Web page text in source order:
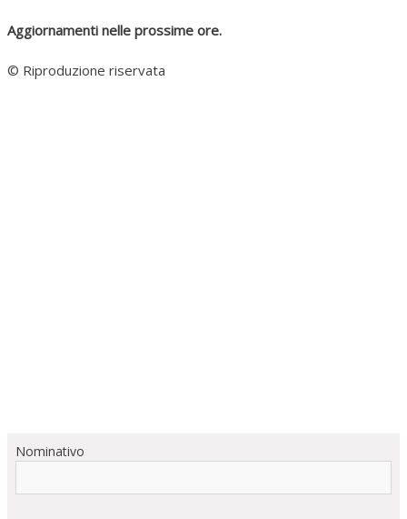
Aggiornamenti nelle prossime ore.
© Riproduzione riservata
Nominativo